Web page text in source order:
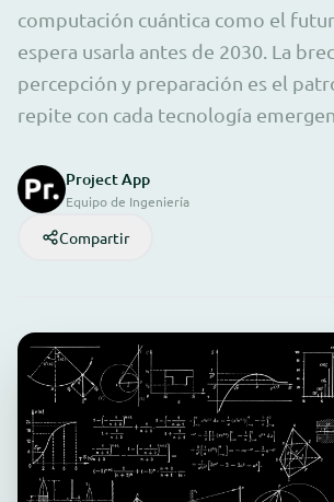
computación cuántica como el
espera usarla antes de 2030. La
percepción y preparación es el
repite con cada tecnología
Project App
Equipo de Ingeniería
Compartir